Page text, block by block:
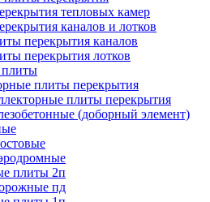
тепловых камер
каналов и лотков
перекрытия каналов
перекрытия лотков
плиты перекрытия
плиты перекрытия
(доборный элемент)
плиты 2п
пд